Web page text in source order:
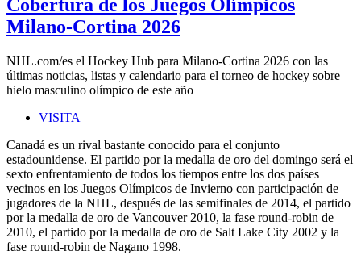
Cobertura de los Juegos Olímpicos
Milano-Cortina 2026
NHL.com/es el Hockey Hub para Milano-Cortina 2026 con las
últimas noticias, listas y calendario para el torneo de hockey sobre
hielo masculino olímpico de este año
VISITA
Canadá es un rival bastante conocido para el conjunto
estadounidense. El partido por la medalla de oro del domingo será el
sexto enfrentamiento de todos los tiempos entre los dos países
vecinos en los Juegos Olímpicos de Invierno con participación de
jugadores de la NHL, después de las semifinales de 2014, el partido
por la medalla de oro de Vancouver 2010, la fase round-robin de
2010, el partido por la medalla de oro de Salt Lake City 2002 y la
fase round-robin de Nagano 1998.